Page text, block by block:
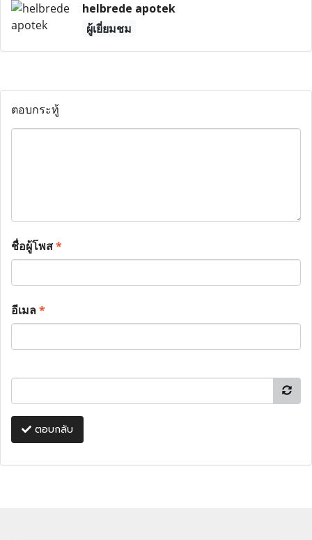
helbrede apotek
ผู้เยี่ยมชม
ตอบกระทู้
ชื่อผู้โพส*
อีเมล*
ตอบกลับ